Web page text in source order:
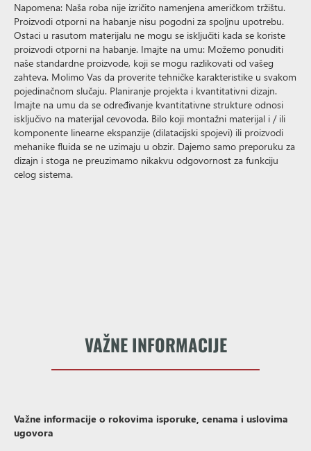
Napomena: Naša roba nije izričito namenjena američkom tržištu.
Proizvodi otporni na habanje nisu pogodni za spoljnu upotrebu.
Ostaci u rasutom materijalu ne mogu se isključiti kada se koriste
proizvodi otporni na habanje. Imajte na umu: Možemo ponuditi
naše standardne proizvode, koji se mogu razlikovati od vašeg
zahteva. Molimo Vas da proverite tehničke karakteristike u svakom
pojedinačnom slučaju. Planiranje projekta i kvantitativni dizajn.
Imajte na umu da se određivanje kvantitativne strukture odnosi
isključivo na materijal cevovoda. Bilo koji montažni materijal i / ili
komponente linearne ekspanzije (dilatacijski spojevi) ili proizvodi
mehanike fluida se ne uzimaju u obzir. Dajemo samo preporuku za
dizajn i stoga ne preuzimamo nikakvu odgovornost za funkciju
celog sistema.
VAŽNE INFORMACIJE
Važne informacije o rokovima isporuke, cenama i uslovima
ugovora